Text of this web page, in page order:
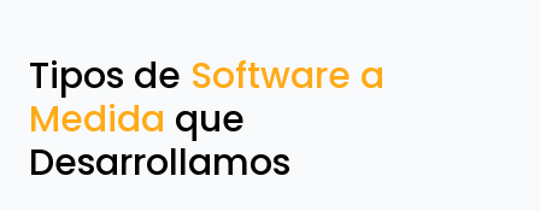
Tipos de Software a
Medida que
Desarrollamos